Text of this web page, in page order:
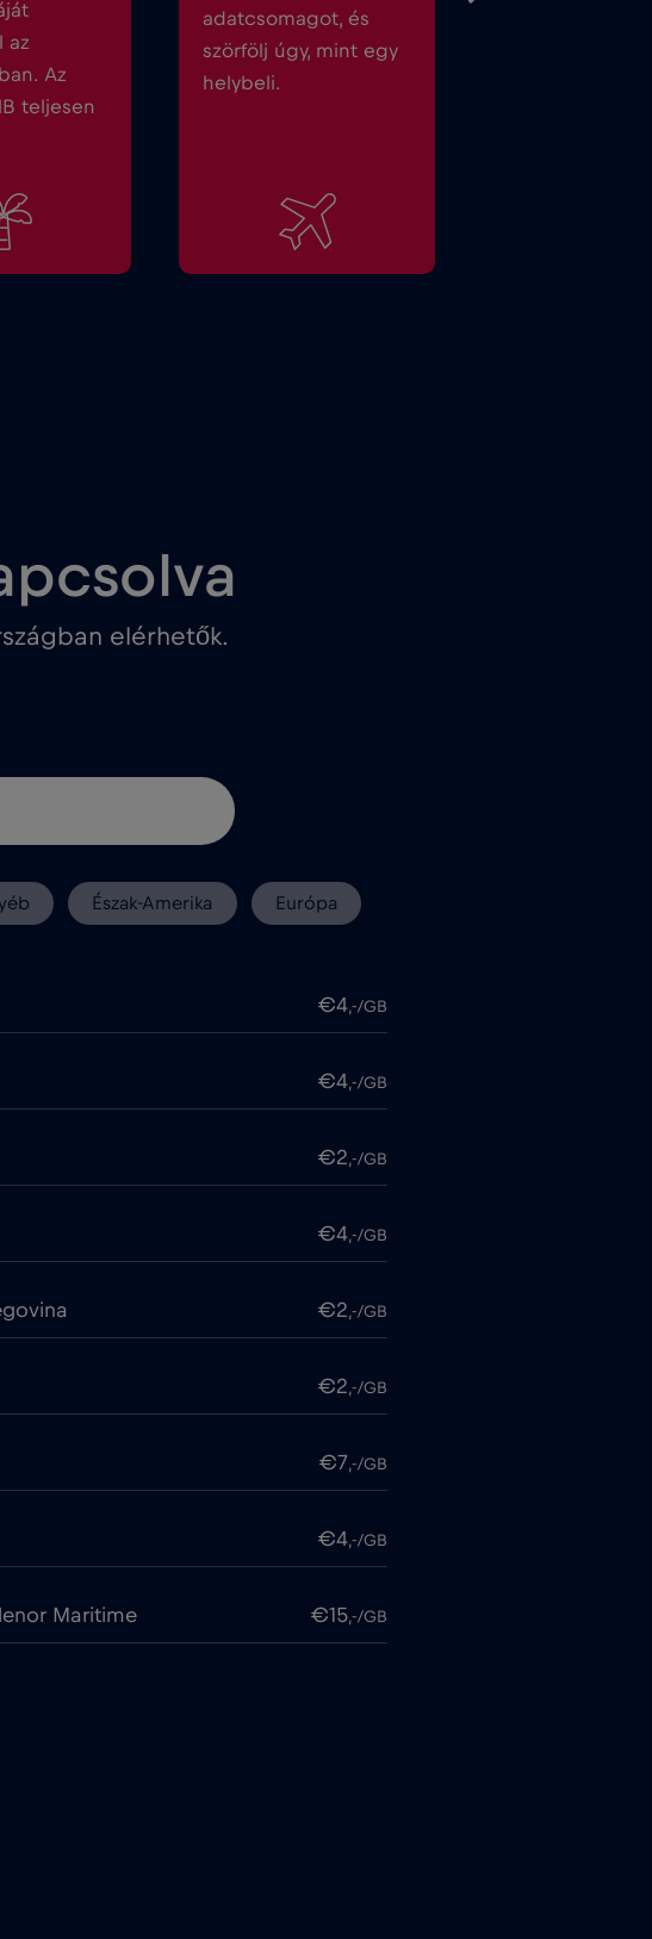
az
Az
teljesen
adatcsomagot, és
szörfölj úgy, mint egy
helybeli.
elérhetők.
Észak-Amerika Európa
€4,-/GB
€4,-/GB
€2,-/GB
€4,-/GB
€2,-/GB
€2,-/GB
€7,-/GB
€4,-/GB
Maritime €15,-/GB